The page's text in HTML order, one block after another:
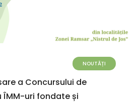
NOUTĂȚI
a Concursului de
ÎMM-uri fondate și